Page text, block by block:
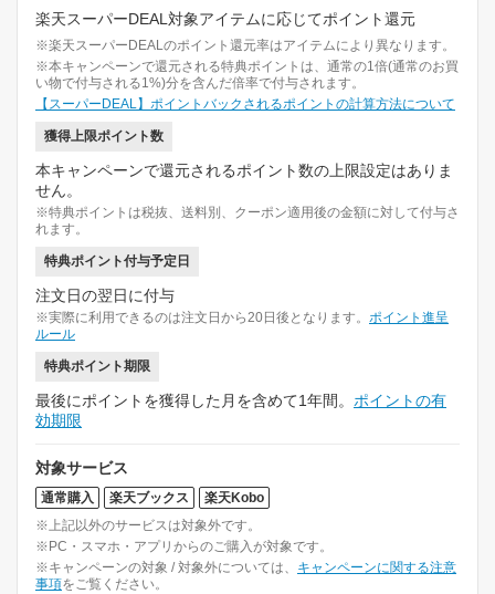
楽天スーパーDEAL対象アイテムに応じてポイント還元
※楽天スーパーDEALのポイント還元率はアイテムにより異なります。
※本キャンペーンで還元される特典ポイントは、通常の1倍(通常のお買
い物で付与される1%)分を含んだ倍率で付与されます。
【スーパーDEAL】ポイントバックされるポイントの計算方法について
獲得上限ポイント数
本キャンペーンで還元されるポイント数の上限設定はありま
せん。
※特典ポイントは税抜、送料別、クーポン適用後の金額に対して付与さ
れます。
特典ポイント付与予定日
注文日の翌日に付与
※実際に利用できるのは注文日から20日後となります。 ポイント進呈
ルール
特典ポイント期限
最後にポイントを獲得した月を含めて1年間。 ポイントの有
効期限
対象サービス
通常購入 楽天ブックス
楽天Kobo
※上記以外のサービスは対象外です。
※PC・スマホ・アプリからのご購入が対象です。
※キャンペーンの対象 / 対象外については、 キャンペーンに関する注意
事項をご覧ください。